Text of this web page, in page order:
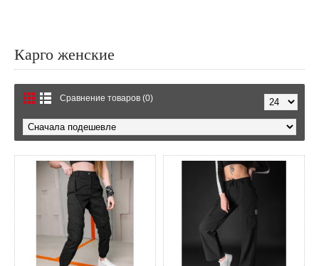
Карго женские
Сравнение товаров (0)